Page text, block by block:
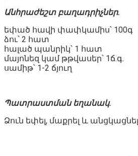
Անհրաժեշտ բաղադրիչներ.
եփած հավի փափկամիս՝ 100գ
ձու՝ 2 հատ
հալած պանրիկ՝ 1 հատ
մայոնեզ կամ թթվասեր՝ 1ճ.գ.
սամիթ՝ 1-2 ճյուղ
Պատրաստման եղանակ.
Ձուն եփել, մաքրել և անցկացնել